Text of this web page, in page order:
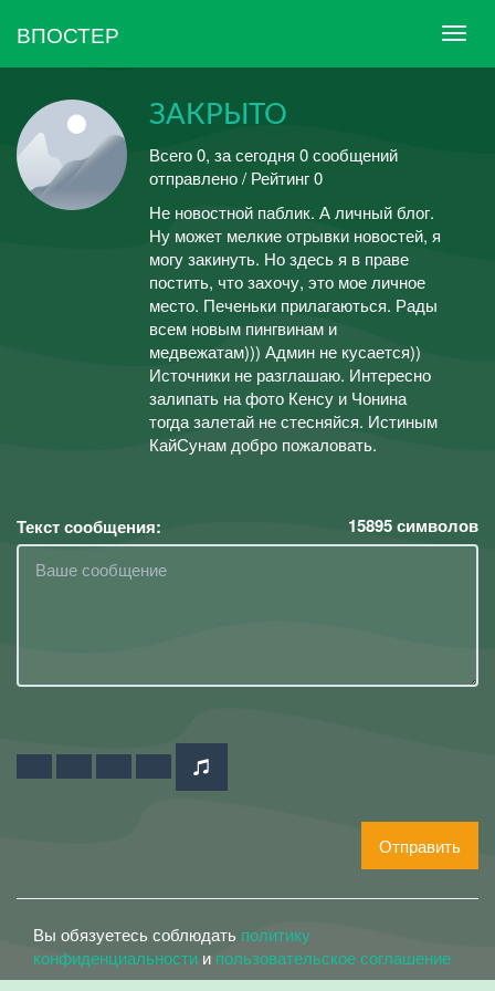
ВПОСТЕР
ЗАКРЫТО
Всего 0, за сегодня 0 сообщений
отправлено / Рейтинг 0
Не новостной паблик. А личный блог.
Ну может мелкие отрывки новостей, я
могу закинуть. Но здесь я в праве
постить, что захочу, это мое личное
место. Печеньки прилагаються. Рады
всем новым пингвинам и
медвежатам))) Админ не кусается))
Источники не разглашаю. Интересно
залипать на фото Кенсу и Чонина
тогда залетай не стесняйся. Истиным
КайСунам добро пожаловать.
Текст сообщения: 15895символов
Отправить
Вы обязуетесь соблюдать политику
конфиденциальности и пользовательское соглашение